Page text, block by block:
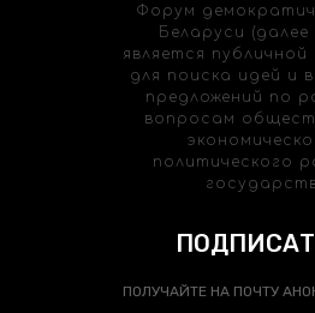
Форум
Беларуси
является
для поиска идей и
предложений по
вопросам
политического
ПОЛУЧАЙТЕ НА ПОЧТУ